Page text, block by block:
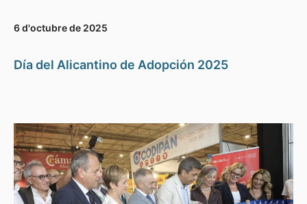
6 d'octubre de 2025
Día del Alicantino de Adopción 2025